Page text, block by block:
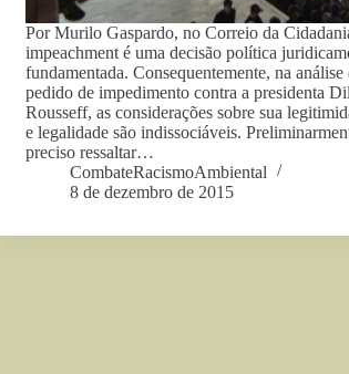
Por Murilo Gaspardo, no Correio da
impeachment é uma decisão política
fundamentada. Consequentemente, na análise
pedido de impedimento contra a presidenta
Rousseff, as considerações sobre sua
e legalidade são indissociáveis.
preciso ressaltar…
CombateRacismoAmbiental
8 de dezembro de 2015